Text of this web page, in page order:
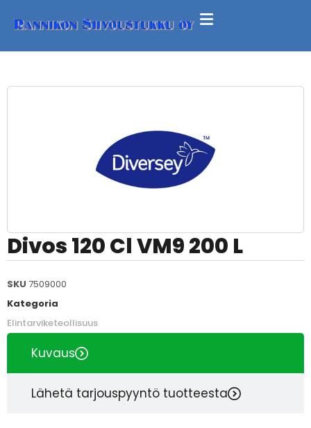
Divos 120 Cl VM9 200 L
SKU 7509000
Kategoria
Elintarviketeollisuus
Kuvaus
Lähetä tarjouspyyntö tuotteesta